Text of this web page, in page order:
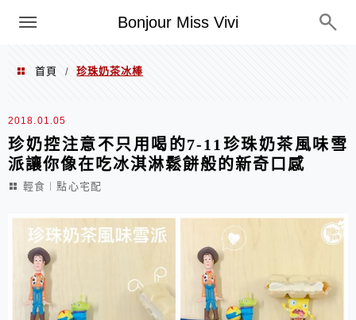
Bonjour Miss Vivi
選單
首頁 / 珍珠奶茶冰棒
珍珠奶茶冰棒
2018.01.05
珍奶控注意不只用喝的7-11珍珠奶茶風味雪
派讓你像在吃冰淇淋鬆餅般的新奇口感
輕食︱點心宅配